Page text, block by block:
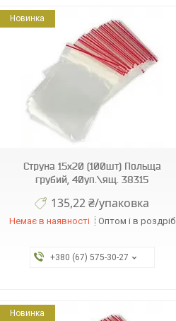
Новинка
Струна 15х20 (100шт) Польща
грубий, 40уп.\ящ. 38315
135,22 ₴/упаковка
Немає в наявності Оптом і в роздріб
+380 (67) 575-30-27
113243
Новинка